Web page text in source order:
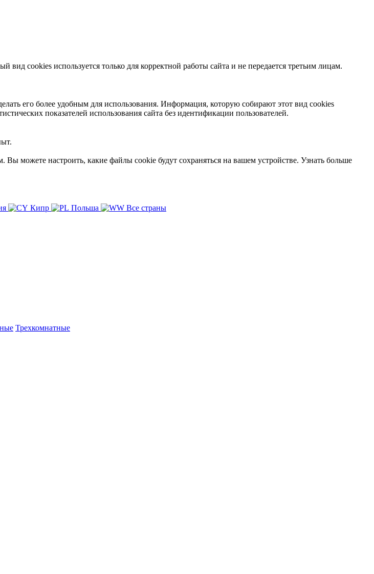
cookies используется только для корректной работы сайта и не передается третьим лицам.
его более удобным для использования. Информация, которую собирают этот вид cookies
показателей использования сайта без идентификации пользователей.
можете настроить, какие файлы cookie будут сохраняться на вашем устройстве. Узнать больше
Кипр Польша Все страны
Трехкомнатные